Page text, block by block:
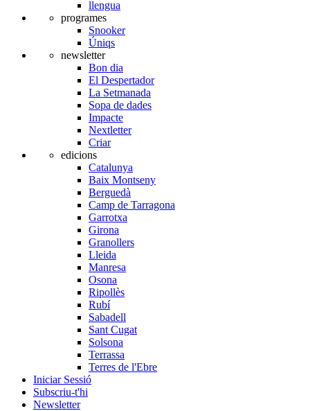
llengua
programes
Snooker
Úniqs
newsletter
Bon dia
El Despertador
La Setmanada
Sopa de dades
Impacte
Nextletter
Criar
edicions
Catalunya
Baix Montseny
Berguedà
Camp de Tarragona
Garrotxa
Girona
Granollers
Lleida
Manresa
Osona
Ripollès
Rubí
Sabadell
Sant Cugat
Solsona
Terrassa
Terres de l'Ebre
Iniciar Sessió
Subscriu-t'hi
Newsletter